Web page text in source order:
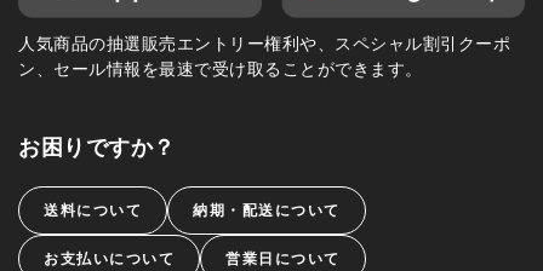
人気商品の抽選販売エントリー権利や、スペシャル割引クーポ
ン、セール情報を最速で受け取ることができます。
お困りですか？
送料について 納期・配送について
お支払いについて 営業日について